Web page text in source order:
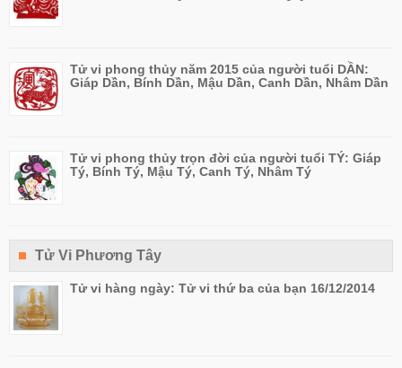
Tử vi phong thủy năm 2015 của người tuổi DẦN:
Giáp Dần, Bính Dần, Mậu Dần, Canh Dần, Nhâm Dần
Tử vi phong thủy trọn đời của người tuổi TÝ: Giáp
Tý, Bính Tý, Mậu Tý, Canh Tý, Nhâm Tý
Tử Vi Phương Tây
Tử vi hàng ngày: Tử vi thứ ba của bạn 16/12/2014